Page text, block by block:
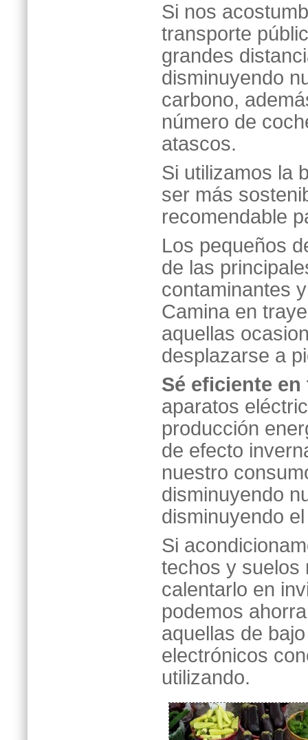
Si nos
transporte
grandes
disminuyendo
carbono,
número de
atascos.
Si utilizamos la
ser más
recomendable
Los pequeños
de las
contaminantes
Camina en
aquellas
desplazarse a
Sé eficiente
aparatos
producción
de efecto
nuestro
disminuyendo
disminuyendo
Si
techos y suelos
calentarlo en
podemos
aquellas de
electrónicos
utilizando.